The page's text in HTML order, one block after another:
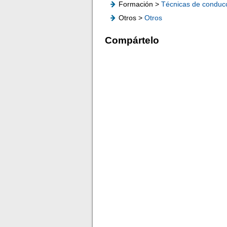
Formación >Técnicas de
Otros >Otros
Compártelo